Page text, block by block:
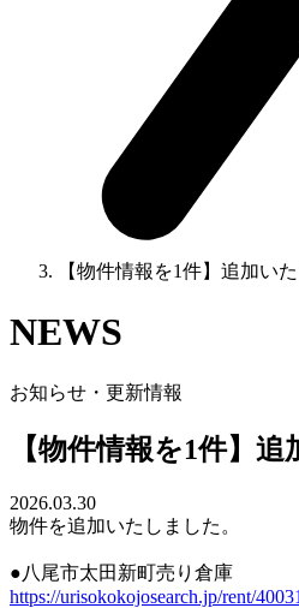
【物件情報を1件】追加いた
NEWS
お知らせ・更新情報
【物件情報を1件】追
2026.03.30
物件を追加いたしました。
●八尾市太田新町売り倉庫
https://urisokokojosearch.jp/rent/